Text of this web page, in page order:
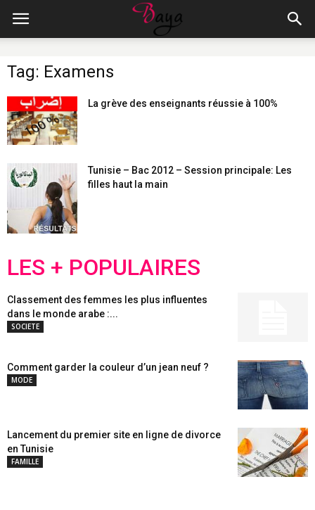
Tag: Examens
La grève des enseignants réussie à 100%
Tunisie – Bac 2012 – Session principale: Les
filles haut la main
LES + POPULAIRES
Classement des femmes les plus influentes
dans le monde arabe :...
SOCIETE
Comment garder la couleur d’un jean neuf ?
MODE
Lancement du premier site en ligne de divorce
en Tunisie
FAMILLE